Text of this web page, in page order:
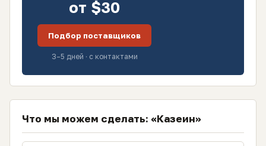
от $30
Подбор поставщиков
3–5 дней · с контактами
Что мы можем сделать: «Казеин»